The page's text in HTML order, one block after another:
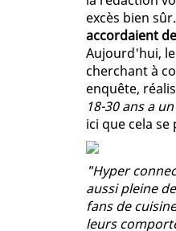
excès bien
accordaient
Aujourd'hui,
cherchant à
enquête,
18-30 ans a
ici que cela se
"Hyper
aussi pleine
fans de
leurs